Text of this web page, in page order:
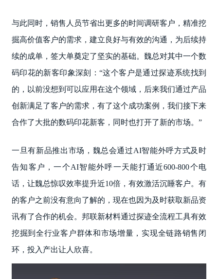
与此同时，销售人员节省出更多的时间调研客户，精准挖
掘高价值客户的需求，建立良好与有效的沟通，为后续持
续的成单，签大单奠定了坚实的基础。魏总对其中一个数
码印花的新客印象深刻：“这个客户是通过探迹系统找到
的，以前没想到可以应用在这个领域，后来我们通过产品
创新满足了客户的需求，有了这个成功案例，我们接下来
合作了大批的数码印花新客，同时也打开了新的市场。”
一旦有新品推出市场，魏总会通过AI智能外呼方式及时
告知客户，一个AI智能外呼一天能打通近600-800个电
话，让魏总惊叹效率提升近10倍，有效激活沉睡客户。有
的客户之前没有意向了解的，现在也因为及时获取新品资
讯有了合作的机会。邦联新材料通过探迹全流程工具有效
挖掘到全行业客户群体和市场增量，实现全链路销售闭
环，投入产出让人欣喜。